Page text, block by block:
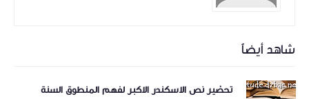
شاهد أيضاً
تحضير نص الاسكندر الاكبر لفهم المنطوق السنة